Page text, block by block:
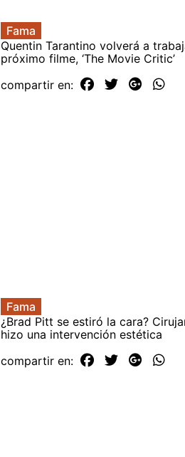
Fama
Quentin Tarantino volverá a
próximo filme, ‘The Movie Critic’
compartir en:
Fama
¿Brad Pitt se estiró la cara?
hizo una intervención estética
compartir en: